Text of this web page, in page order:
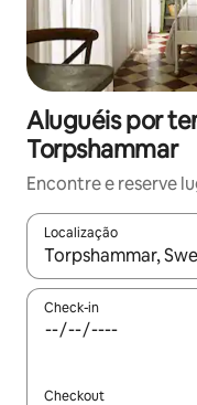
Aluguéis por
Torpshammar
Encontre e reserve
Localização
Quando os
Check-in
Checkout